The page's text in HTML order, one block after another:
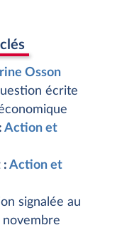
Osson
écrite
Action et
: Action et
signalée au